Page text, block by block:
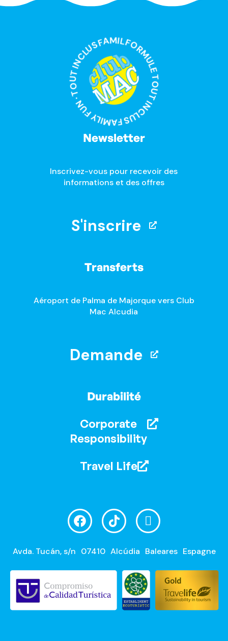
FORMULE TOUT INCLUS FAMILY FUN · TOUT INCLUS FAMILY FUN ·
Newsletter
Inscrivez-vous pour recevoir des
informations et des offres
S'inscrire
Transferts
Aéroport de Palma de Majorque vers Club
Mac Alcudia
Demande
Durabilité
Corporate
Responsibility
Travel Life
Avda. Tucán, s/n 07410 Alcúdia Baleares Espagne